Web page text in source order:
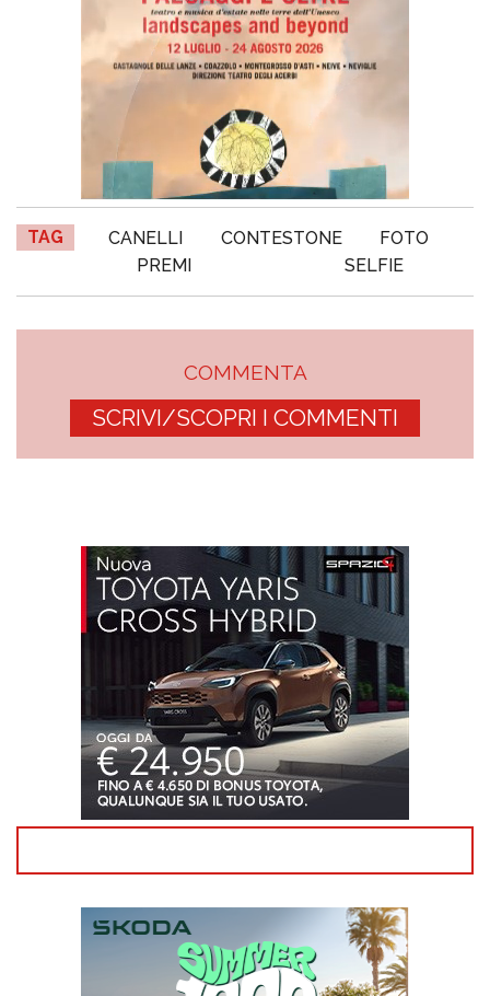
TAG CANELLI CONTESTONE
FOTO
PREMI
SELFIE
COMMENTA
SCRIVI/SCOPRI I COMMENTI